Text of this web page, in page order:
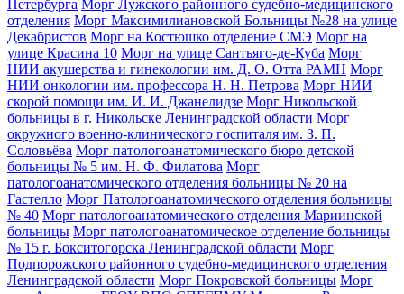
Петербурга Морг Лужского районного судебно-медицинского
отделения Морг Максимилиановской Больницы №28 на улице
Декабристов Морг на Костюшко отделение СМЭ Морг на
улице Красина 10 Морг на улице Сантьяго-де-Куба Морг
НИИ акушерства и гинекологии им. Д. О. Отта РАМН Морг
НИИ онкологии им. профессора Н. Н. Петрова Морг НИИ
скорой помощи им. И. И. Джанелидзе Морг Никольской
больницы в г. Никольске Ленинградской области Морг
окружного военно-клинического госпиталя им. З. П.
Соловьёва Морг патологоанатомического бюро детской
больницы № 5 им. Н. Ф. Филатова Морг
патологоанатомического отделения больницы № 20 на
Гастелло Морг Патологоанатомического отделения больницы
№ 40 Морг патологоанатомического отделения Мариинской
больницы Морг патологоанатомическое отделение больницы
№ 15 г. Бокситогорска Ленинградской области Морг
Подпорожского районного судебно-медицинского отделения
Ленинградской области Морг Покровской больницы Морг